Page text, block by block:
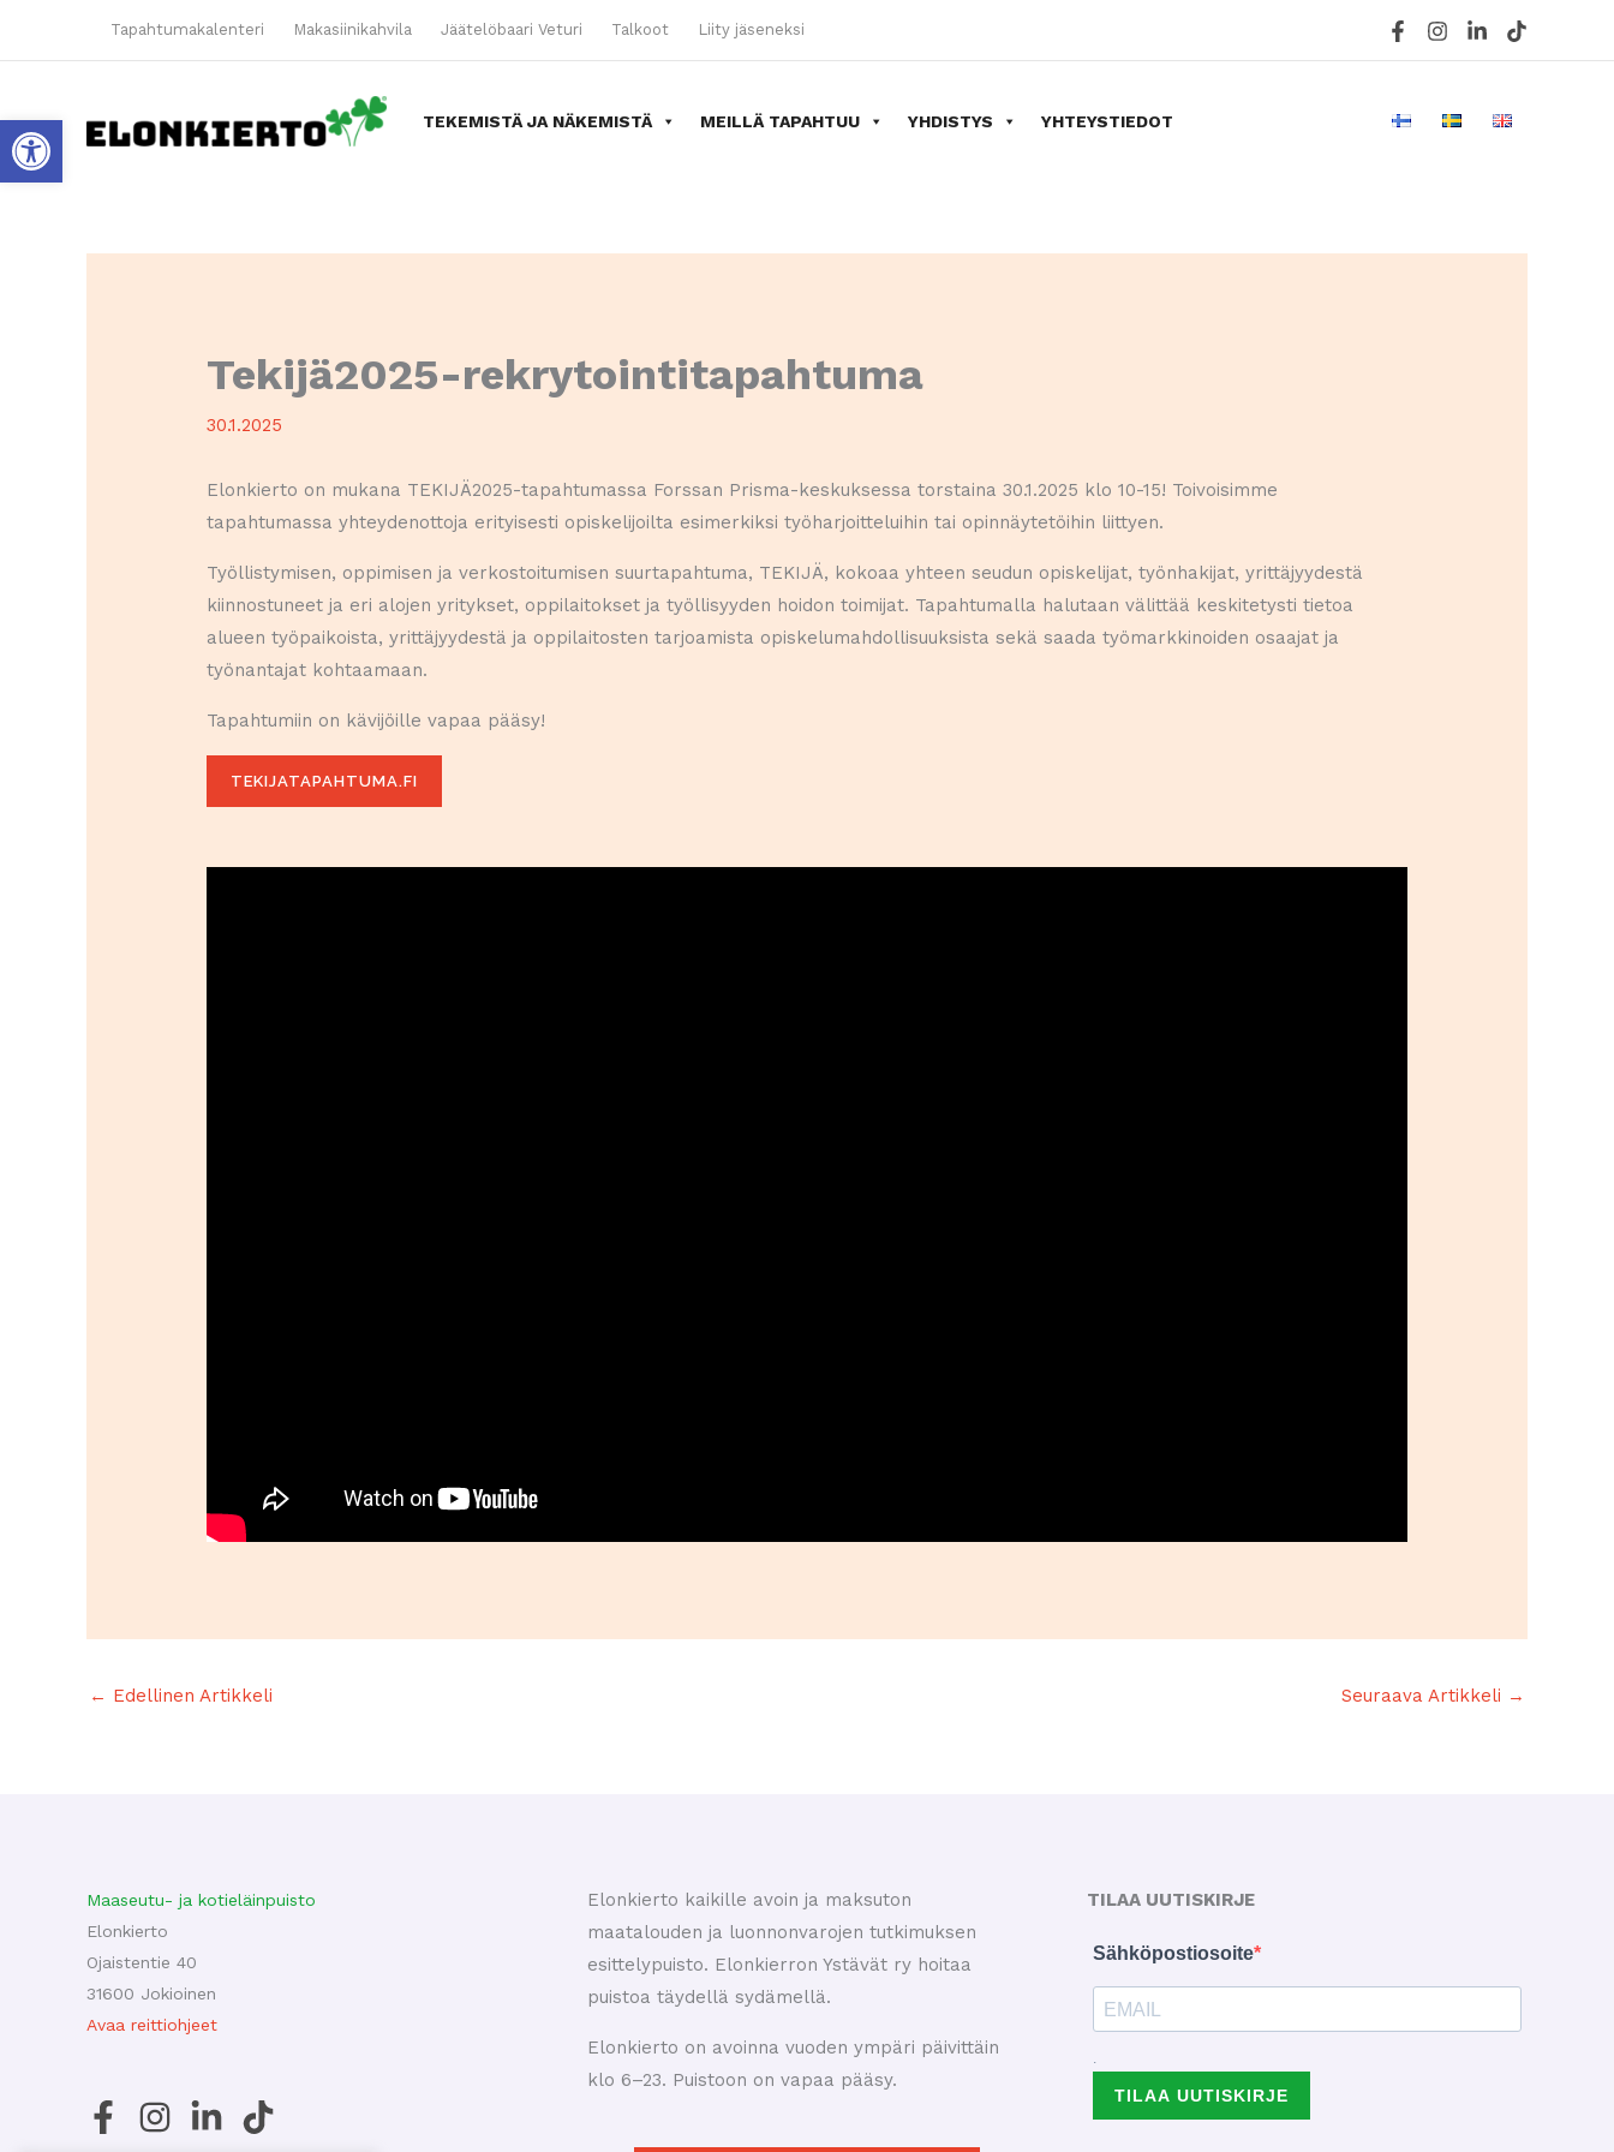
Open toolbar
Tapahtumakalenteri Makasiinikahvila Jäätelöbaari Veturi Talkoot Liity jäseneksi
TEKEMISTÄ JA NÄKEMISTÄ MEILLÄ TAPAHTUU YHDISTYS YHTEYSTIEDOT
Tekijä2025-rekrytointitapahtuma
30.1.2025
Elonkierto on mukana TEKIJÄ2025-tapahtumassa Forssan Prisma-keskuksessa torstaina 30.1.2025 klo 10-15! Toivoisimme
tapahtumassa yhteydenottoja erityisesti opiskelijoilta esimerkiksi työharjoitteluihin tai opinnäytetöihin liittyen.
Työllistymisen, oppimisen ja verkostoitumisen suurtapahtuma, TEKIJÄ, kokoaa yhteen seudun opiskelijat, työnhakijat, yrittäjyydestä
kiinnostuneet ja eri alojen yritykset, oppilaitokset ja työllisyyden hoidon toimijat. Tapahtumalla halutaan välittää keskitetysti tietoa
alueen työpaikoista, yrittäjyydestä ja oppilaitosten tarjoamista opiskelumahdollisuuksista sekä saada työmarkkinoiden osaajat ja
työnantajat kohtaamaan.
Tapahtumiin on kävijöille vapaa pääsy!
TEKIJATAPAHTUMA.FI
← Edellinen Artikkeli Seuraava Artikkeli →
Maaseutu- ja kotieläinpuisto
Elonkierto
Ojaistentie 40
31600 Jokioinen
Avaa reittiohjeet
Elonkierto kaikille avoin ja maksuton
maatalouden ja luonnonvarojen tutkimuksen
esittelypuisto. Elonkierron Ystävät ry hoitaa
puistoa täydellä sydämellä.
Elonkierto on avoinna vuoden ympäri päivittäin
klo 6–23. Puistoon on vapaa pääsy.
TILAA UUTISKIRJE
Sähköpostiosoite
.
TILAA UUTISKIRJE